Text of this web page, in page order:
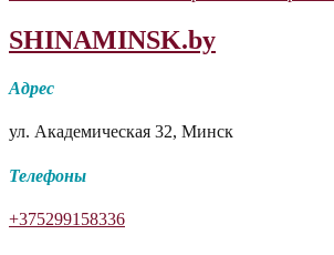
SHINAMINSK.by
Адрес
ул. Академическая 32, Минск
Телефоны
+375299158336